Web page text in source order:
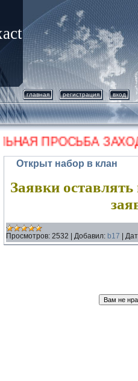
главная регистрация вход
ПРОСЬБА
Открыт набор в клан
Заявки
Просмотров: 2532 Добавил: b17